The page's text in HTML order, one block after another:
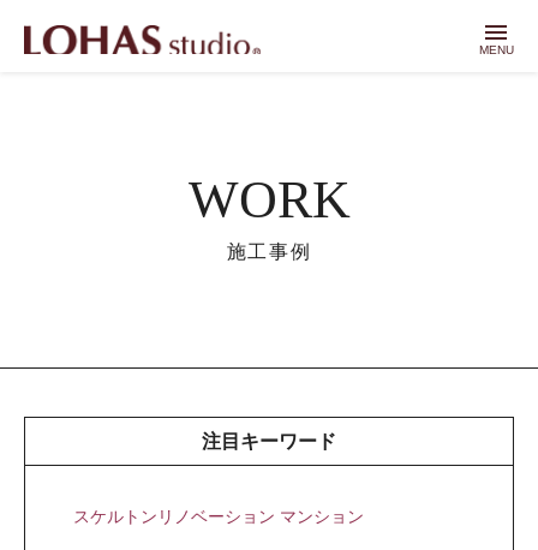
menu
MENU
WORK
施工事例
注目キーワード
スケルトンリノベーション マンション